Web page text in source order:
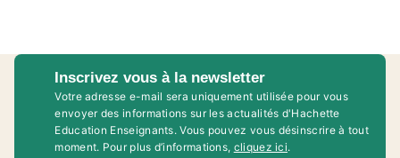
Inscrivez vous à la newsletter
Votre adresse e-mail sera uniquement utilisée pour vous
envoyer des informations sur les actualités d'Hachette
Education Enseignants. Vous pouvez vous désinscrire à tout
moment. Pour plus d’informations, cliquez ici.